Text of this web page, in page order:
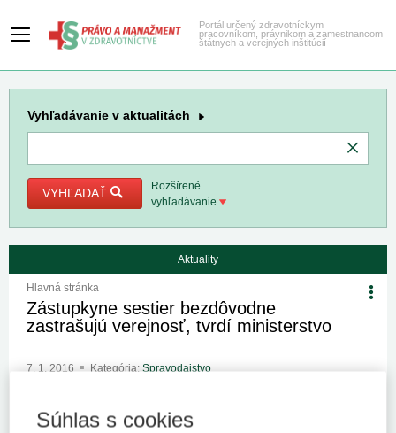
Portál určený zdravotníckym
pracovníkom, právnikom a zamestnancom
štátnych a verejných inštitúcií
Vyhľadávanie v aktualitách
VYHĽADAŤ
Rozšírené
vyhľadávanie
Aktuality
Hlavná stránka
Zástupkyne sestier bezdôvodne
zastrašujú verejnosť, tvrdí ministerstvo
7. 1. 2016 Kategória: Spravodajstvo
zdravotníctva poskytovanie zdravotnej starostlivosti. "Apelujeme
Súhlas s cookies